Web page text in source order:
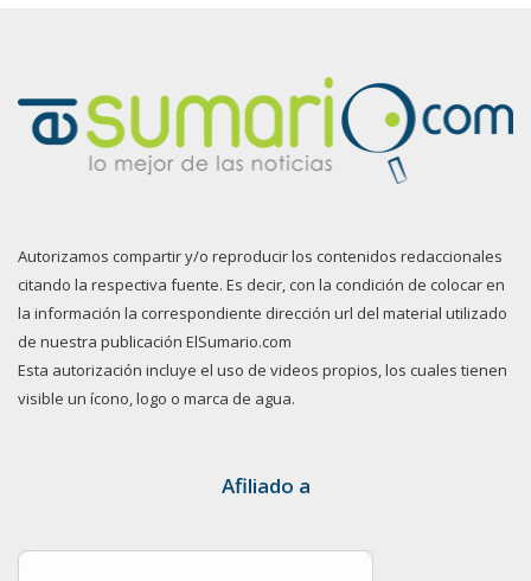
Autorizamos compartir y/o reproducir los contenidos redaccionales
citando la respectiva fuente. Es decir, con la condición de colocar en
la información la correspondiente dirección url del material utilizado
de nuestra publicación ElSumario.com
Esta autorización incluye el uso de videos propios, los cuales tienen
visible un ícono, logo o marca de agua.
Afiliado a